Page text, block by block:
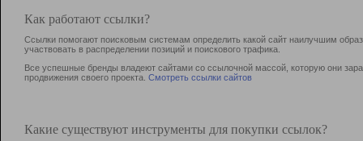
Как работают ссылки?
Ссылки помогают поисковым системам определить какой сайт наилучшим
участвовать в раcпределении позиций и поискового трафика.
Все успешные бренды владеют сайтами со ссылочной массой, которую они
продвижения своего проекта. Смотреть ссылки сайтов
Какие существуют инструменты для покупки ссылок?